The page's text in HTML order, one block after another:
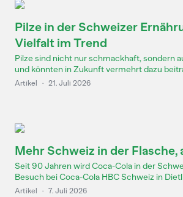
Pilze in der Schweizer
Vielfalt im Trend
Pilze sind nicht nur schmackhaft, sondern
und könnten in Zukunft vermehrt dazu
Artikel · 21. Juli 2026
Mehr Schweiz in der Flasche,
Seit 90 Jahren wird Coca-Cola in der
Besuch bei Coca-Cola HBC Schweiz in
Artikel · 7. Juli 2026